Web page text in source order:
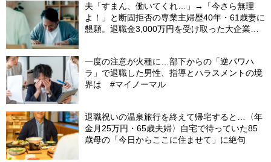
夫「すまん、働いてくれ…」→「今さら無理
よ！」と断固拒否の専業主婦歴40年・61歳妻に
懇願。退職金3,000万円を受け取った大企業元
一度の注意が火種に…部下からの「逆パワハ
ラ」で退職した男性、指導とハラスメントの境
界は #マイノーマル
退職祝いの温泉旅行を終えて帰宅すると…〈年
金月25万円・65歳夫婦〉自宅で待っていた85
歳母の「今日からここに住ませて」に絶句